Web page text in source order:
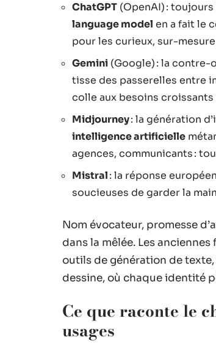
ChatGPT (OpenAI) :
language model en a fait le
pour les curieux, sur-
Gemini (Google) : la contre-
tisse des passerelles entre
colle aux besoins
Midjourney: la génération
intelligence artificielle
agences, communicants :
Mistral: la réponse
soucieuses de garder la
Nom évocateur, promesse
dans la mêlée. Les
outils de génération de
dessine, où chaque identité
Ce que raconte le
usages